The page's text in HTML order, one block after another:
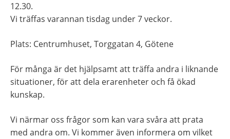
12.30.
Vi träffas varannan tisdag under 7 veckor.
Plats: Centrumhuset, Torggatan 4, Götene
För många är det hjälpsamt att träffa andra i liknande
situationer, för att dela erarenheter och få ökad
kunskap.
Vi närmar oss frågor som kan vara svåra att prata
med andra om. Vi kommer även informera om vilket